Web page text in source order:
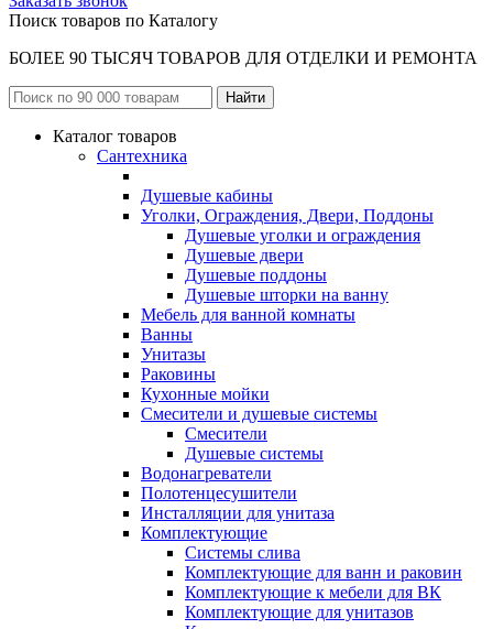
Поиск товаров по Каталогу
БОЛЕЕ 90 ТЫСЯЧ ТОВАРОВ ДЛЯ ОТДЕЛКИ И РЕМОНТА
Каталог товаров
Сантехника
Душевые кабины
Уголки, Ограждения, Двери, Поддоны
Душевые уголки и ограждения
Душевые двери
Душевые поддоны
Душевые шторки на ванну
Мебель для ванной комнаты
Ванны
Унитазы
Раковины
Кухонные мойки
Смесители и душевые системы
Смесители
Душевые системы
Водонагреватели
Полотенцесушители
Инсталляции для унитаза
Комплектующие
Системы слива
Комплектующие для ванн и раковин
Комплектующие к мебели для ВК
Комплектующие для унитазов